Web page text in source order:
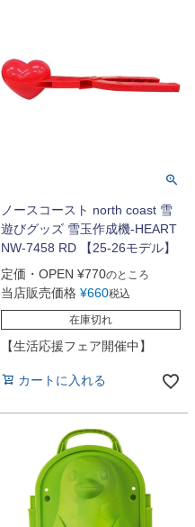
ノースコースト north coast 雪
遊びグッズ 雪玉作成機-HEART
NW-7458 RD 【25-26モデル】
定価・OPEN ¥770のところ
当店販売価格 ¥660税込
在庫切れ
【生活応援フェア開催中】
カートに入れる